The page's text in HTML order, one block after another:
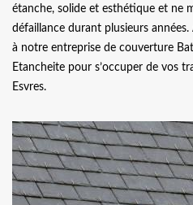
étanche, solide et esthétique et ne
défaillance durant plusieurs années.
à notre entreprise de couverture
Etancheite pour s’occuper de vos
Esvres.